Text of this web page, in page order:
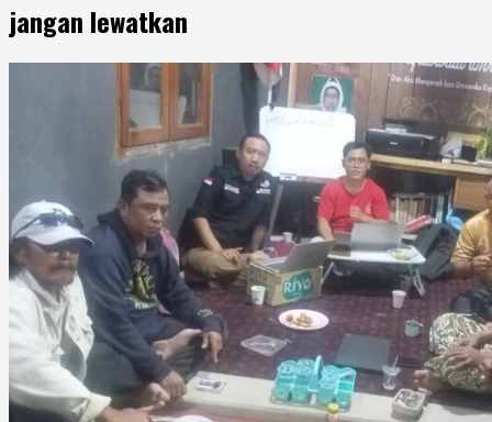
jangan lewatkan